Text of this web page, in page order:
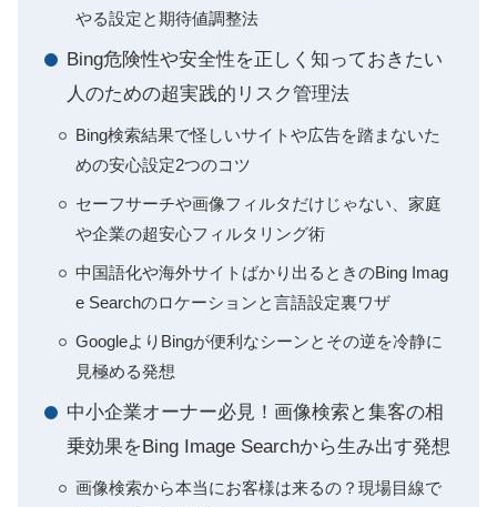
やる設定と期待値調整法
Bing危険性や安全性を正しく知っておきたい
人のための超実践的リスク管理法
Bing検索結果で怪しいサイトや広告を踏まないた
めの安心設定2つのコツ
セーフサーチや画像フィルタだけじゃない、家庭
や企業の超安心フィルタリング術
中国語化や海外サイトばかり出るときのBing Imag
e Searchのロケーションと言語設定裏ワザ
GoogleよりBingが便利なシーンとその逆を冷静に
見極める発想
中小企業オーナー必見！画像検索と集客の相
乗効果をBing Image Searchから生み出す発想
画像検索から本当にお客様は来るの？現場目線で